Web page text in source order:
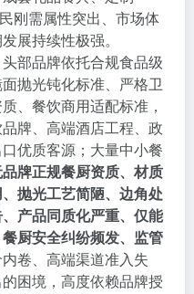
刚需属性突出、市场体
展持续性极强。
部品牌依托合规食品级
抛光钝化标准、严格卫
、餐饮商用适配标准，
牌、高端酒店工程、政
优质客源；大量中小餐
牌正规餐厨资质、材质
抛光工艺简陋、边角处
产品同质化严重、仅能
厨安全纠纷频发、监管
卷、高端渠道准入失
困境，高度依赖品牌授